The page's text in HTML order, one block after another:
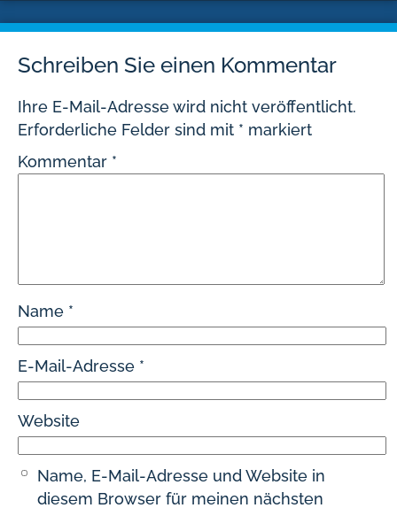
Schreiben Sie einen Kommentar
Ihre E-Mail-Adresse wird nicht veröffentlicht.
Erforderliche Felder sind mit * markiert
Kommentar *
Name *
E-Mail-Adresse *
Website
Name, E-Mail-Adresse und Website in
diesem Browser für meinen nächsten